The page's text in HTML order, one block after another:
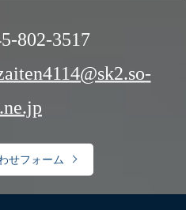
802-3517
せフォーム